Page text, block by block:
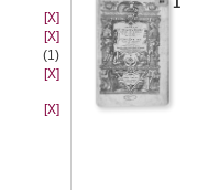
[X]
[X]
(1)
[X]
[X]